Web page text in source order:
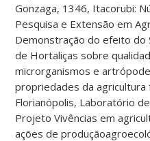
Gonzaga, 1346, Itacorubi:
Pesquisa e Extensão em
Demonstração do efeito do
de Hortaliças sobre
microrganismos e
propriedades da agricultura
Florianópolis, Laboratório
Projeto Vivências em
ações de